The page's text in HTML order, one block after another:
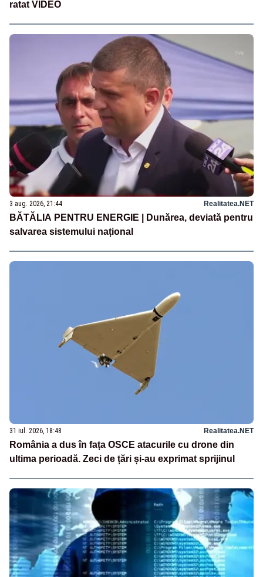
ratat VIDEO
3 aug. 2026, 21:44 Realitatea.NET
BĂTĂLIA PENTRU ENERGIE | Dunărea, deviată pentru
salvarea sistemului național
31 iul. 2026, 18:48 Realitatea.NET
România a dus în fața OSCE atacurile cu drone din
ultima perioadă. Zeci de țări și-au exprimat sprijinul